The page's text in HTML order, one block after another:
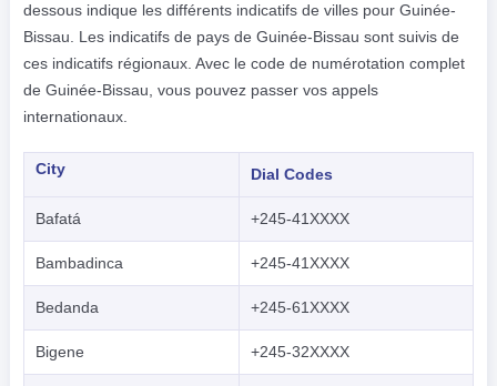
dessous indique les différents indicatifs de villes pour Guinée-
Bissau. Les indicatifs de pays de Guinée-Bissau sont suivis de
ces indicatifs régionaux. Avec le code de numérotation complet
de Guinée-Bissau, vous pouvez passer vos appels
internationaux.
City Dial Codes
Bafatá +245-41XXXX
Bambadinca +245-41XXXX
Bedanda +245-61XXXX
Bigene +245-32XXXX